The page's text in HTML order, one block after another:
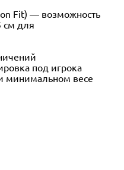
Fit) — возможность
см для
под игрока
минимальном весе